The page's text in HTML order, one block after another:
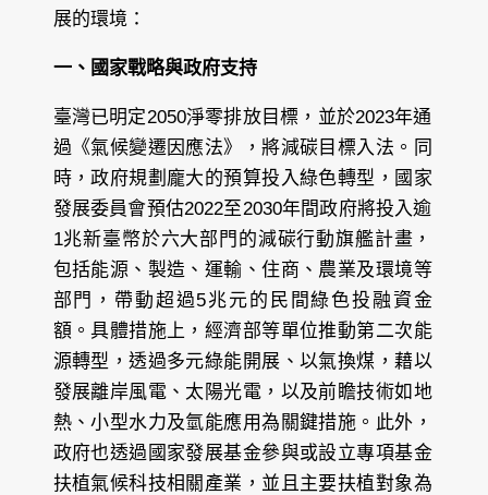
展的環境：
一、國家戰略與政府支持
臺灣已明定2050淨零排放目標，並於2023年通
過《氣候變遷因應法》，將減碳目標入法。同
時，政府規劃龐大的預算投入綠色轉型，國家
發展委員會預估2022至2030年間政府將投入逾
1兆新臺幣於六大部門的減碳行動旗艦計畫，
包括能源、製造、運輸、住商、農業及環境等
部門，帶動超過5兆元的民間綠色投融資金
額。具體措施上，經濟部等單位推動第二次能
源轉型，透過多元綠能開展、以氣換煤，藉以
發展離岸風電、太陽光電，以及前瞻技術如地
熱、小型水力及氫能應用為關鍵措施。此外，
政府也透過國家發展基金參與或設立專項基金
扶植氣候科技相關產業，並且主要扶植對象為